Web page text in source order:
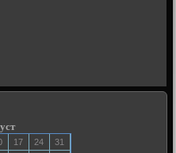
17 24
31